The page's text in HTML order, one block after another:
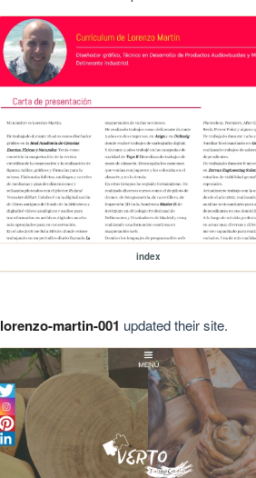
index
lorenzo-martin-001 updated their site.